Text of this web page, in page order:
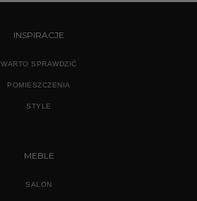
INSPIRACJE
WARTO SPRAWDZIĆ
POMIESZCZENIA
STYLE
MEBLE
SALON